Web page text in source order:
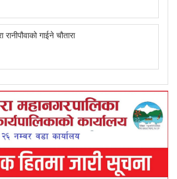
रानीपौवाको गाईने चौतारा